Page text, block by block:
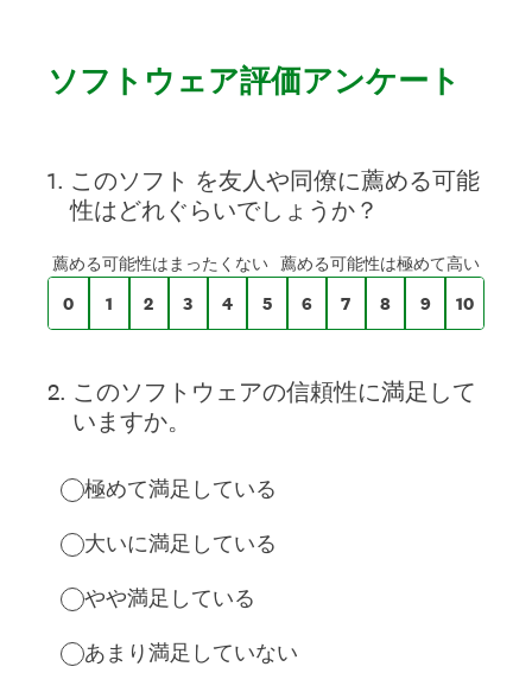
ソフトウェア評価アンケート
1. 0～10の尺度で、
このソフト を友人や同僚に薦める可能
性はどれぐらいでしょうか？
薦める可能性はまったくない 薦める可能性は極めて高い
0 1 2 3 4 5 6 7 8 9 10
2. このソフトウェアの信頼性に満足して
いますか。
極めて満足している
大いに満足している
やや満足している
あまり満足していない